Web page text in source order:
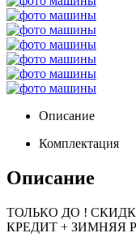
Описание
Комплектация
Описание
ТОЛЬКО ДО !
КРЕДИТ + ЗИМНЯЯ